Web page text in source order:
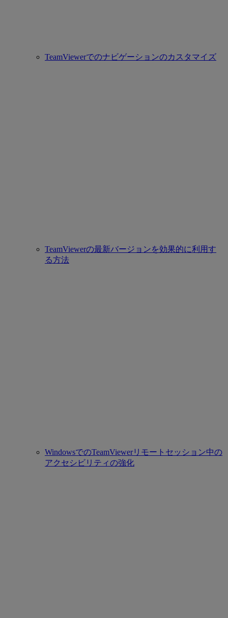
TeamViewerでのナビゲーションのカスタマイズ
TeamViewerの最新バージョンを効果的に利用す
る方法
WindowsでのTeamViewerリモートセッション中の
アクセシビリティの強化